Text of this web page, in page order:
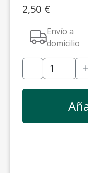
2,50 €
Envío a
domicilio